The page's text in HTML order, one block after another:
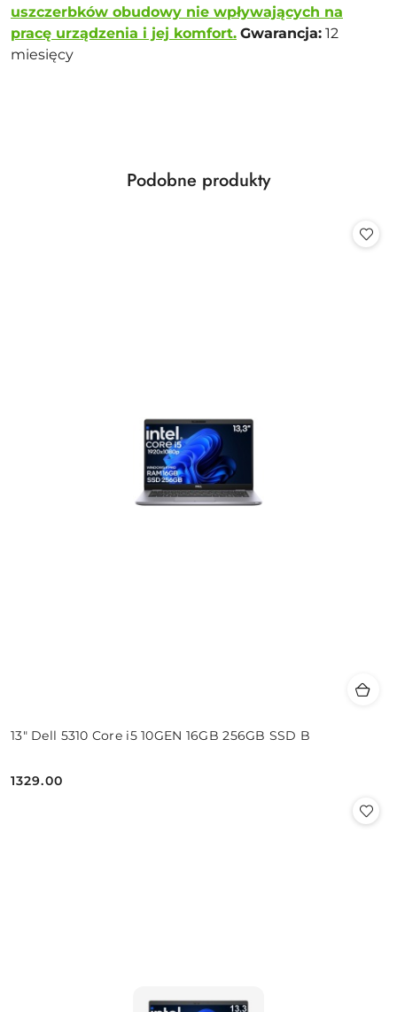
uszczerbków obudowy nie wpływających na
pracę urządzenia i jej komfort. Gwarancja: 12
miesięcy
Pomiń karuzelę produktów
Produkty
Podobne produkty
13" Dell 5310 Core i5 10GEN 16GB 256GB SSD B
Cena:
1329.00